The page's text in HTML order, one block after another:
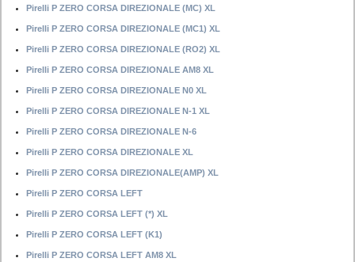
Pirelli P ZERO CORSA DIREZIONALE (MC) XL
Pirelli P ZERO CORSA DIREZIONALE (MC1) XL
Pirelli P ZERO CORSA DIREZIONALE (RO2) XL
Pirelli P ZERO CORSA DIREZIONALE AM8 XL
Pirelli P ZERO CORSA DIREZIONALE N0 XL
Pirelli P ZERO CORSA DIREZIONALE N-1 XL
Pirelli P ZERO CORSA DIREZIONALE N-6
Pirelli P ZERO CORSA DIREZIONALE XL
Pirelli P ZERO CORSA DIREZIONALE(AMP) XL
Pirelli P ZERO CORSA LEFT
Pirelli P ZERO CORSA LEFT (*) XL
Pirelli P ZERO CORSA LEFT (K1)
Pirelli P ZERO CORSA LEFT AM8 XL